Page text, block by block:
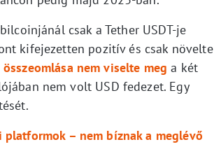
csak a Tether USDT-je
kifejezetten pozitív és csak növelte
nem viselte meg a két
nem volt USD fedezet. Egy
– nem bíznak a meglévő